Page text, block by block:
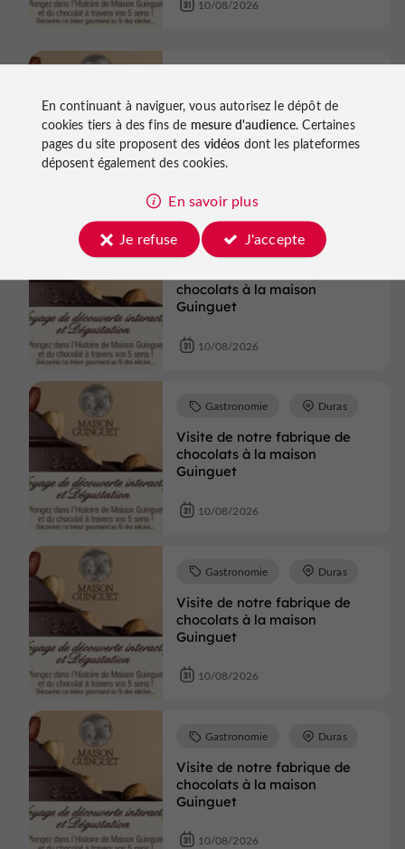
10/08/2026
Visite de notre fabrique de
chocolats à la maison
Guinguet
chocolats à la maison
Guinguet
Gastronomie Duras
10/08/2026
Visite de notre fabrique de
chocolats à la maison
Guinguet
Gastronomie Duras
10/08/2026
Visite de notre fabrique de
chocolats à la maison
Guinguet
Gastronomie Duras
10/08/2026
Visite de notre fabrique de
chocolats à la maison
Guinguet
Gastronomie Duras
10/08/2026
En continuant à naviguer, vous autorisez le dépôt de
cookies tiers à des fins de mesure d'audience. Certaines
pages du site proposent des vidéos dont les plateformes
déposent également des cookies.
En savoir plus
Je refuse
J'accepte